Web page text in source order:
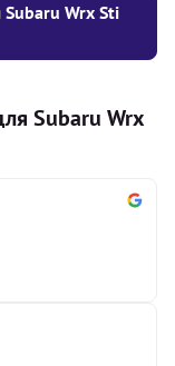
Subaru Wrx Sti
Subaru Wrx